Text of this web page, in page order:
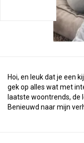
Hoi, en leuk dat je een
gek op alles wat met
laatste woontrends, de
Benieuwd naar mijn